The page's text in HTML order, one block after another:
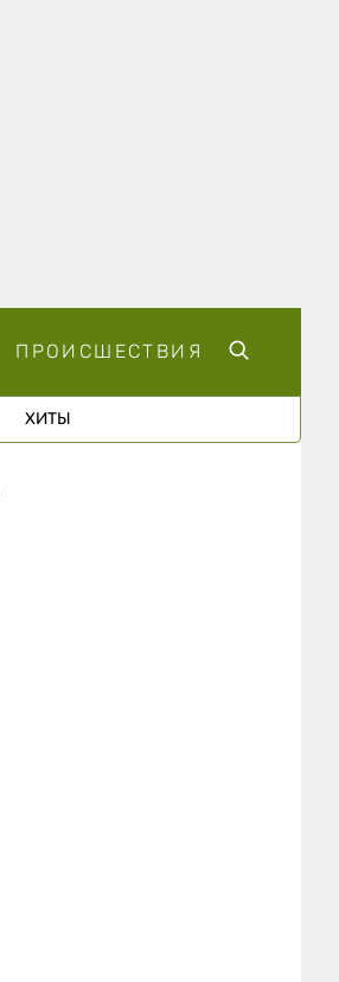
ПРОИСШЕСТВИЯ
ХИТЫ